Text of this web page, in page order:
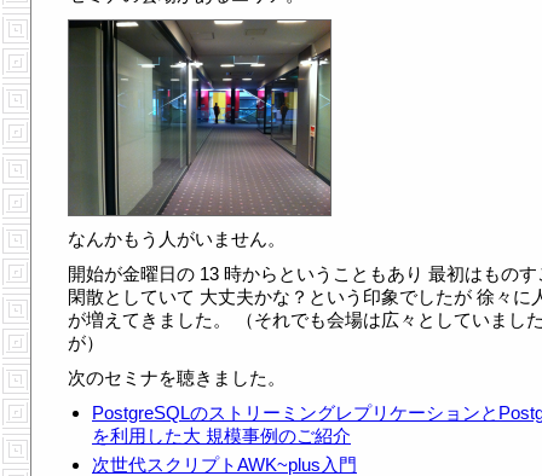
なんかもう人がいません。
開始が金曜日の 13 時からということもあり 最初はものす
閑散としていて 大丈夫かな？という印象でしたが 徐々に
が増えてきました。 （それでも会場は広々としていまし
が）
次のセミナを聴きました。
PostgreSQLのストリーミングレプリケーションと
を利用した大 規模事例のご紹介
次世代スクリプトAWK~plus入門